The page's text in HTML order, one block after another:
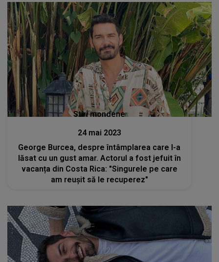
Stiri mondene
24 mai 2023
George Burcea, despre întâmplarea care l-a
lăsat cu un gust amar. Actorul a fost jefuit în
vacanța din Costa Rica: "Singurele pe care
am reușit să le recuperez"